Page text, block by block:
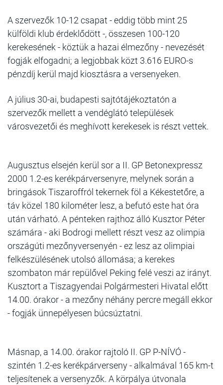
A szervezők 10-12 csapat - eddig több mint 25
külföldi klub érdeklődött -, összesen 100-120
kerekesének - köztük a hazai élmezőny - nevezését
fogják elfogadni; a legjobbak közt 3.616 EURO-s
pénzdíj kerül majd kiosztásra a versenyeken.
A július 30-ai, budapesti sajtótájékoztatón a
szervezők mellett a vendéglátó települések
városvezetői és meghívott kerekesek is részt vettek.
Augusztus elsején kerül sor a II. GP Betonexpressz
2000 1.2-es kerékpárversenyre, melynek során a
bringások Tiszaroffról tekernek föl a Kékestetőre, a
táv közel 180 kilométer lesz, a befutó este hat óra
után várható. A pénteken rajthoz álló Kusztor Péter
számára - aki Bodrogi mellett részt vesz az olimpia
országúti mezőnyversenyén - ez lesz az olimpiai
felkészülésének utolsó állomása; a kerekes
szombaton már repülővel Peking felé veszi az irányt.
Kusztort a Tiszagyendai Polgármesteri Hivatal előtt
14.00. órakor - a mezőny néhány percre megáll ekkor
- fogják ünnepélyesen búcsúztatni.
Másnap, a 14.00. órakor rajtoló II. GP P-NÍVÓ -
szintén 1.2-es kerékpárverseny - alkalmával 165 km-t
teljesítenek a versenyzők. A körpálya útvonala